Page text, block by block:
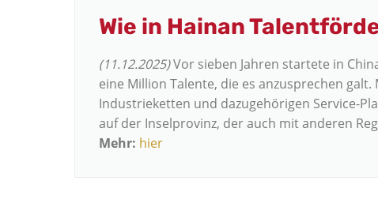
Wie in Hainan
(11.12.2025)Vor sieben Jahren startete in
eine Million Talente, die es anzusprechen
Industrieketten und dazugehörigen Service-
auf der Inselprovinz, der auch mit anderen
Mehr: hier